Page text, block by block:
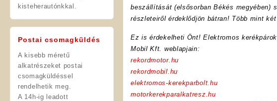
kisteherautónkkal.
Postai csomagküldés
A kisebb méretű
alkatrészeket postai
csomagküldéssel
rendelhetik meg.
A 14h-ig leadott
beszállítását (elsősorban Békés megyében)
részleteiről érdeklődjön bátran! Több mint
Ez is érdekelheti Önt! Elektromos
Mobil Kft. weblapjain:
rekordmotor.hu
rekordmobil.hu
elektromos-kerekparbolt.hu
motorkerekparalkatresz.hu